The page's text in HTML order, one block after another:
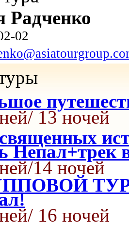
Радченко
02
13 ночей
14 ночей
ТУР
16 ночей